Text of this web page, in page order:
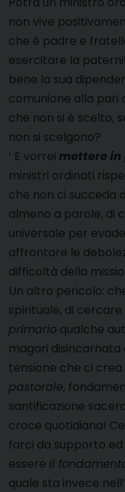
non vive
che è padre e
esercitare la
bene la sua
comunione alla
che non si è scelto,
non si scelgono?
‘ E vorrei mettere in
ministri ordinati
che non ci succeda
almeno a parole, di
universale per
affrontare le
difficoltà della
Un altro pericolo:
spirituale, di
primario qualche
magari
tensione che ci crea
pastorale,
santificazione
croce quotidiana!
farci da supporto
essere il
quale sta invece